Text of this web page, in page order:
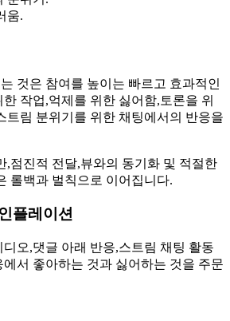
움.
것은 참여를 높이는 빠르고 효과적인
작업,억제를 위한 싫어함,토론을 위
트림 분위기를 위한 채팅에서의 반응을
,점진적 전달,뷰와의 동기화 및 적절한
롤백과 벌칙으로 이어집니다.
플레이션
오,댓글 아래 반응,스트림 채팅 활동
서 좋아하는 것과 싫어하는 것을 주문